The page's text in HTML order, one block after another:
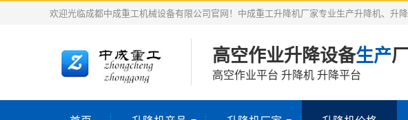
欢迎光临成都中成重工机械设备有限公司官网！中成重工升降机厂家专业生产升降机、升
高空作业升降设备生产
高空作业平台 升降机 升降平台